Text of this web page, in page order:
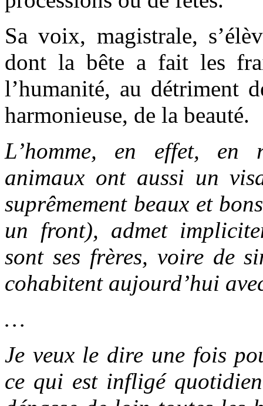
Sa voix, magistrale,
dont la bête a fait les
l’humanité, au détriment
harmonieuse, de la beauté.
L’homme, en effet, en
animaux ont aussi un
suprêmement beaux et
un front), admet
sont ses frères, voire de
cohabitent aujourd’hui
…
Je veux le dire une fois
ce qui est infligé